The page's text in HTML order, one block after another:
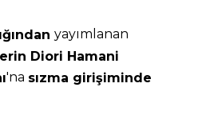
yayımlanan
Diori Hamani
'na sızma girişiminde